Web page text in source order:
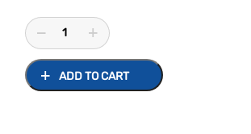
ADD TO CART